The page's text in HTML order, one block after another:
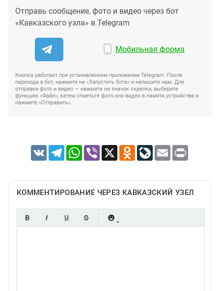
Отправь сообщение, фото и видео через бот
«Кавказского узла» в Telegram
Мобильная форма
Кнопка работает при установленном приложении Telegram. После
перехода в бот, нажмите на «Запустить бота» и напишите нам. Для
отправки фото и видео — нажмите на значок скрепки, выберите
функцию «Файл», затем отметьте фото или видео в памяти устройства и
нажмите «Отправить».
VK TelegramWhatsApp
Viber X Odnoklassniki
LiveJournal
Email Print
КОММЕНТИРОВАНИЕ ЧЕРЕЗ КАВКАЗСКИЙ УЗЕЛ